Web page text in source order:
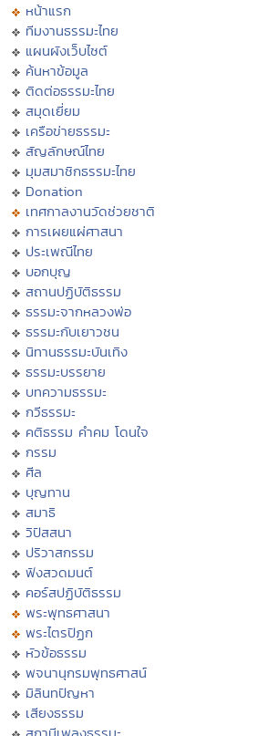
หน้าแรก
ทีมงานธรรมะไทย
แผนผังเว็บไซต์
ค้นหาข้อมูล
ติดต่อธรรมะไทย
สมุดเยี่ยม
เครือข่ายธรรมะ
สัญลักษณ์ไทย
มุมสมาชิกธรรมะไทย
Donation
เทศกาลงานวัดช่วยชาติ
การเผยแผ่ศาสนา
ประเพณีไทย
บอกบุญ
สถานปฏิบัติธรรม
ธรรมะจากหลวงพ่อ
ธรรมะกับเยาวชน
นิทานธรรมะบันเทิง
ธรรมะบรรยาย
บทความธรรมะ
กวีธรรมะ
คติธรรม คำคม โดนใจ
กรรม
ศีล
บุญทาน
สมาธิ
วิปัสสนา
ปริวาสกรรม
ฟังสวดมนต์
คอร์สปฏิบัติธรรม
พระพุทธศาสนา
พระไตรปิฏก
หัวข้อธรรม
พจนานุกรมพุทธศาสน์
มิลินทปัญหา
เสียงธรรม